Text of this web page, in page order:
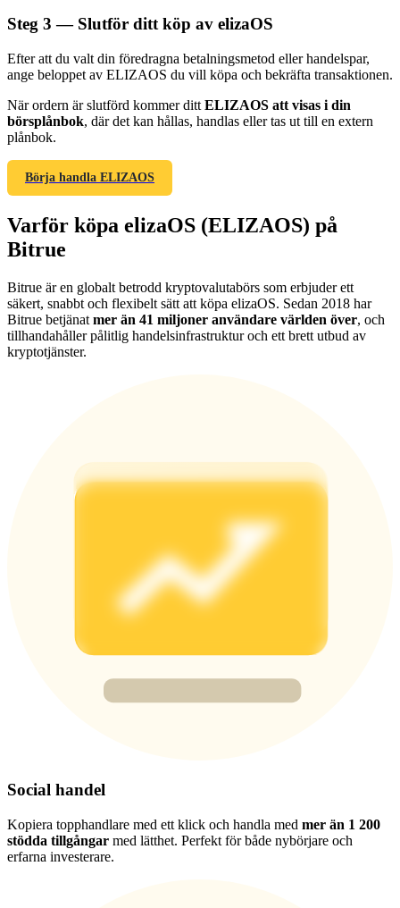
Upp till 65% provision!
Bjud in en vän för att få kontantbelöningar
Deposit CASHCAT & Win
Share 500000 CASHCAT prize pool
Exclusive for BitMart Users
Register & Trade to Win 500,000 USDT
Precious Metals Trading Carnival
USDT Flexible Staking | Daily Rewards
Steg 3 — Slutför ditt köp av elizaOS
Efter att du valt din föredragna betalningsmetod eller handelspar,
ange beloppet av ELIZAOS du vill köpa och bekräfta transaktionen.
När ordern är slutförd kommer ditt ELIZAOS att visas i din
börsplånbok, där det kan hållas, handlas eller tas ut till en extern
plånbok.
Börja handla ELIZAOS
Varför köpa elizaOS (ELIZAOS) på
Bitrue
Bitrue är en globalt betrodd kryptovalutabörs som erbjuder ett
säkert, snabbt och flexibelt sätt att köpa elizaOS. Sedan 2018 har
Bitrue betjänat mer än 41 miljoner användare världen över, och
tillhandahåller pålitlig handelsinfrastruktur och ett brett utbud av
kryptotjänster.
Social handel
Kopiera topphandlare med ett klick och handla med mer än 1 200
stödda tillgångar med lätthet. Perfekt för både nybörjare och
erfarna investerare.